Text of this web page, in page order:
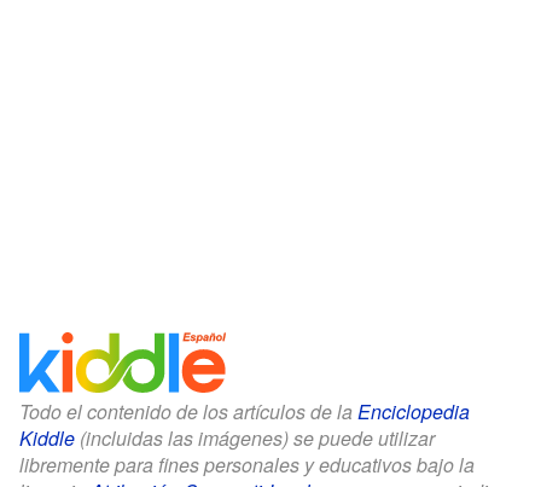
Todo el contenido de los artículos de la Enciclopedia
Kiddle (incluidas las imágenes) se puede utilizar
libremente para fines personales y educativos bajo la